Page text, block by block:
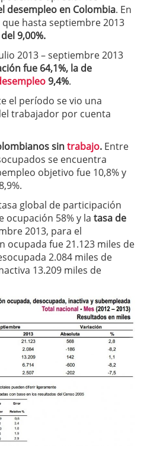
desempleo en Colombia. En
hasta septiembre 2013
9,00%.
2013 – septiembre 2013
fue 64,1%, la de
9,4%.
el período se vio una
trabajador por cuenta
sintrabajo. Entre
se encuentra
objetivo fue 10,8% y
global de participación
ocupación 58% y la tasa de
2013, para el
ocupada fue 21.123 miles de
2.084 miles de
13.209 miles de